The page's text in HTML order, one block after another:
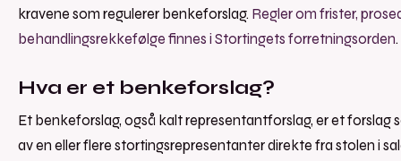
kravene som regulerer benkeforslag. Regler om frister,
behandlingsrekkefølge finnes i Stortingets forretningsorden.
Hva er et benkeforslag?
Et benkeforslag, også kalt representantforslag, er et forslag
av en eller flere stortingsrepresentanter direkte fra stolen i